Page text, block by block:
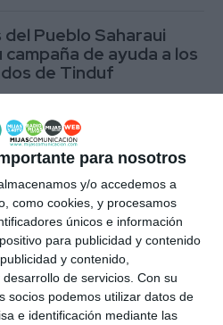
para nosotros
y/o accedemos a
como cookies, y procesamos
únicos e información
para publicidad y contenido
y contenido,
de servicios. Con su
socios podemos utilizar datos de
e identificación mediante las
Pueblo Saharaui
campaña de ayuda a los
de Tinduf
y la amistad arropan a
de Felipe Pelé
de teatro juvenil de la
el curso con una obra
a la amistad